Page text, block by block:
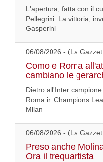
L'apertura, fatta con il
Pellegrini. La vittoria,
Gasperini
06/08/2026 - (La
Como e Roma
cambiano le
Dietro all'Inter
Roma in Champions
Milan
06/08/2026 - (La
Preso anche
Ora il trequartista